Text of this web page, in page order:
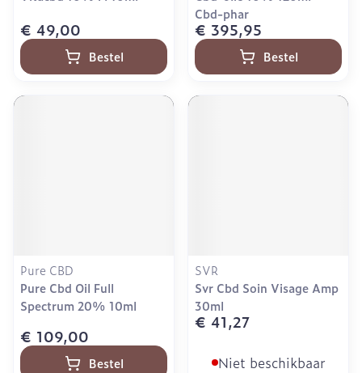
€ 49,00
Bestel
Cbd-phar
€ 395,95
Bestel
Pure CBD
Pure Cbd Oil Full
Spectrum 20% 10ml
€ 109,00
Bestel
SVR
Svr Cbd Soin Visage Amp
30ml
€ 41,27
Niet beschikbaar